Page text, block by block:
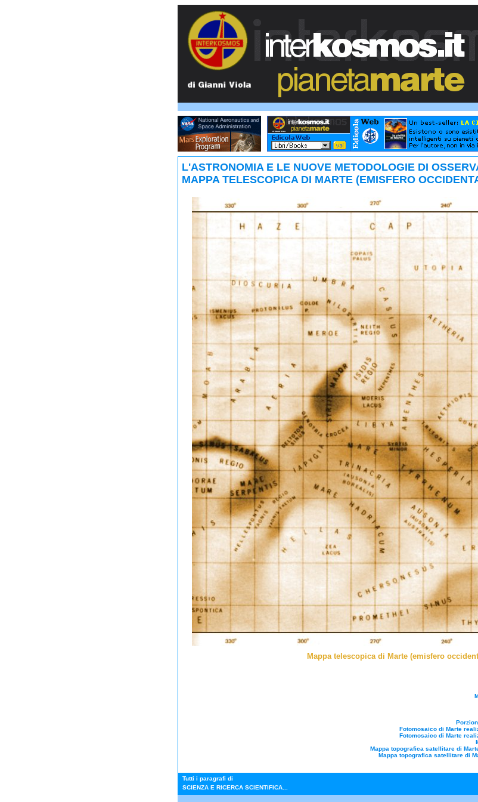
L'ASTRONOMIA E LE NUOVE METODOLOGIE DI
MAPPA TELESCOPICA DI MARTE (EMISFERO
Mappa telescopica di Marte (emisfero
Fotomosaico di Marte
Fotomosaico di Marte
Mappa topografica satellitare di
Mappa topografica satellitare di
Tutti i paragrafi di
SCIENZA E RICERCA SCIENTIFICA...